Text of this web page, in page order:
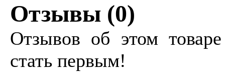
Отзывы (0)
Отзывов об этом
стать первым!